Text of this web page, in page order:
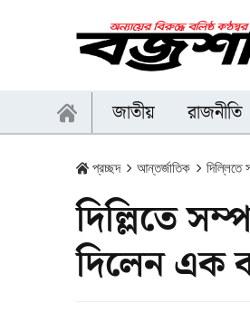
জাতীয় রাজনীতি
প্রচ্ছদ আন্তর্জাতিক দিল্লিতে
দিল্লিতে
দিলেন এক